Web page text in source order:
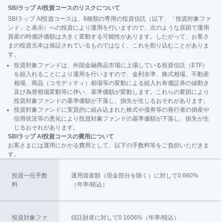
SBIラップ AI投資コースのリスクについて
SBIラップ AI投資コースは、8種類の専用の投資信託（以下、「投資対象ファ
ンド」と表示）への投資により運用を行いますので、次のような原因で運用
資産の時価評価額は大きく変動する可能性があります。したがって、お客さ
まの投資元本は保証されているものではなく、これを割り込むことがありま
す。
投資対象ファンドは、外国金融商品市場に上場している投資信託（ETF）
を組入れることにより運用を行いますので、金利水準、株式相場、不動産
相場、商品（コモディティ）相場等の変動による組入れ有価証券の値動き
及び為替相場変動等に伴い、基準価額が変動します。これらの要因により
投資対象ファンドの基準価額が下落し、損失が生じるおそれがあります。
投資対象ファンドに実質的に組み込まれた株式や債券等の発行者の倒産や
信用状況等の悪化により投資対象ファンドの基準価額が下落し、損失が生
じるおそれがあります。
SBIラップ AI投資コースの費用について
お客さまには運用にかかる費用として、以下の手数料等をご負担いただきま
す。
投資一任手数
料
運用資産額（現金部分を除く）に対して0.660%
（年率/税込）
投資対象ファ
信託財産に対して0.1606%（年率/税込）